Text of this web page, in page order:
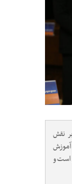
نقش
است و